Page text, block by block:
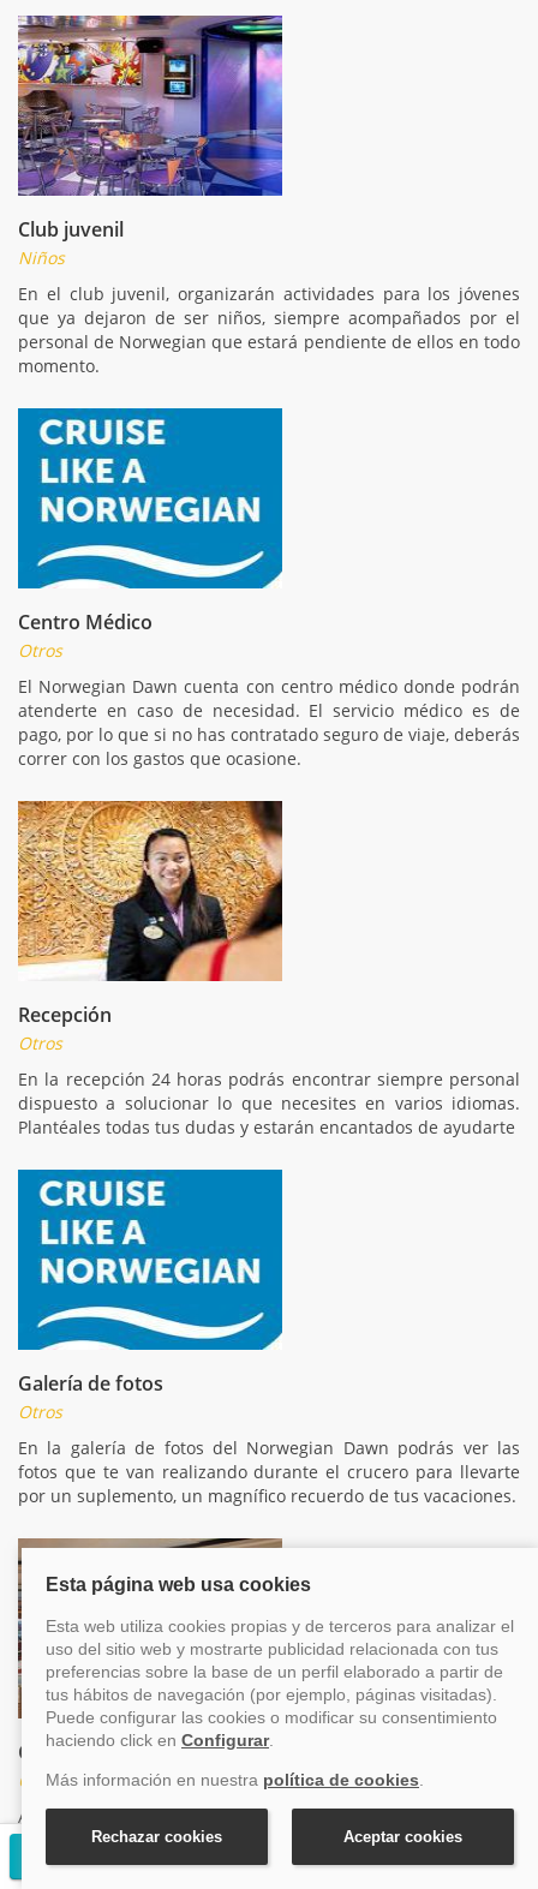
Club juvenil
Niños
En el club juvenil, organizarán actividades para los jóvenes
que ya dejaron de ser niños, siempre acompañados por el
personal de Norwegian que estará pendiente de ellos en todo
momento.
Centro Médico
Otros
El Norwegian Dawn cuenta con centro médico donde podrán
atenderte en caso de necesidad. El servicio médico es de
pago, por lo que si no has contratado seguro de viaje, deberás
correr con los gastos que ocasione.
Recepción
Otros
En la recepción 24 horas podrás encontrar siempre personal
dispuesto a solucionar lo que necesites en varios idiomas.
Plantéales todas tus dudas y estarán encantados de ayudarte
Galería de fotos
Otros
En la galería de fotos del Norwegian Dawn podrás ver las
fotos que te van realizando durante el crucero para llevarte
por un suplemento, un magnífico recuerdo de tus vacaciones.
Comercios
Otros
A bordo del Norwegian Dawn encontrarás tiendas en las que
comprar un recuerdo de tu crucero o un detalle para los
tuyos. Las tiendas únicamente estarán abiertas mientras el